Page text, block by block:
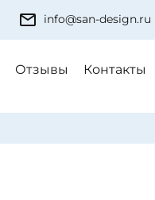
info@san-design.ru
Отзывы Контакты